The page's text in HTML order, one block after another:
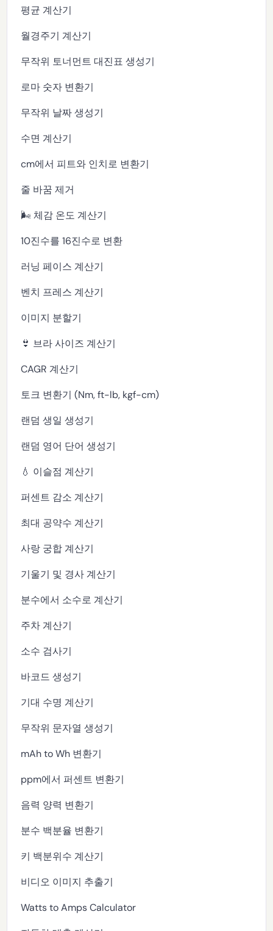
평균 계산기
월경주기 계산기
무작위 토너먼트 대진표 생성기
로마 숫자 변환기
무작위 날짜 생성기
수면 계산기
cm에서 피트와 인치로 변환기
줄 바꿈 제거
🌬️ 체감 온도 계산기
10진수를 16진수로 변환
러닝 페이스 계산기
벤치 프레스 계산기
이미지 분할기
👙 브라 사이즈 계산기
CAGR 계산기
토크 변환기 (Nm, ft-lb, kgf-cm)
랜덤 생일 생성기
랜덤 영어 단어 생성기
💧 이슬점 계산기
퍼센트 감소 계산기
최대 공약수 계산기
사랑 궁합 계산기
기울기 및 경사 계산기
분수에서 소수로 계산기
주차 계산기
소수 검사기
바코드 생성기
기대 수명 계산기
무작위 문자열 생성기
mAh to Wh 변환기
ppm에서 퍼센트 변환기
음력 양력 변환기
분수 백분율 변환기
키 백분위수 계산기
비디오 이미지 추출기
Watts to Amps Calculator